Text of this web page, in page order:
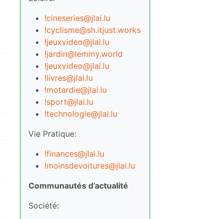
!cineseries@jlai.lu
!cyclisme@sh.itjust.works
!jeuxvideo@jlai.lu
!jardin@lemmy.world
!jeuxvideo@jlai.lu
!livres@jlai.lu
!motardie@jlai.lu
!sport@jlai.lu
!technologie@jlai.lu
Vie Pratique:
!finances@jlai.lu
!moinsdevoitures@jlai.lu
Communautés d’actualité
Société: